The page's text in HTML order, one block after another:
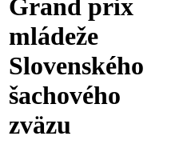
Grand prix
mládeže
Slovenského
šachového
zväzu